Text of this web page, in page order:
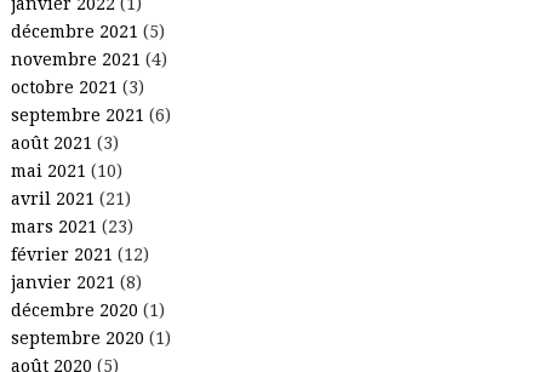
décembre 2021 (5)
novembre 2021 (4)
octobre 2021 (3)
septembre 2021 (6)
août 2021 (3)
mai 2021 (10)
avril 2021 (21)
mars 2021 (23)
février 2021 (12)
janvier 2021 (8)
décembre 2020 (1)
septembre 2020 (1)
août 2020 (5)